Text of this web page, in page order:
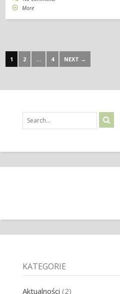
More
1 2 … 4 NEXT →
KATEGORIE
Aktualności (2)